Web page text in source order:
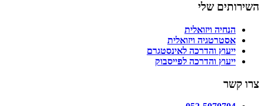
השירותים שלי
הנחיה ויזואלית
אסטרטגיה ויזואלית
ייעוץ והדרכה לאינסטגרם
ייעוץ והדרכה לפייסבוק
צרו קשר